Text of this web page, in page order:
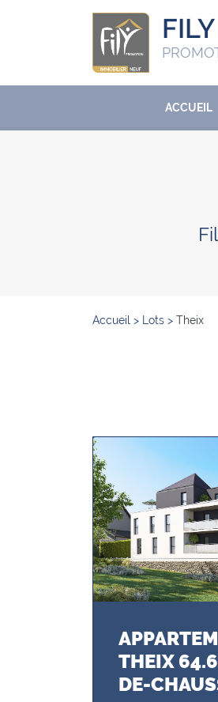
ACCUEIL
Accueil > Lots > Theix
THEIX
DE-